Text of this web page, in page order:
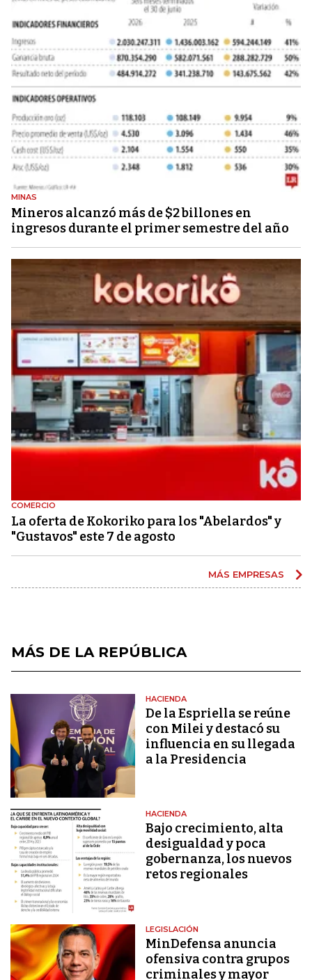
MINAS
Mineros alcanzó más de $2 billones en
ingresos durante el primer semestre del año
COMERCIO
La oferta de Kokoriko para los "Abelardos" y
"Gustavos" este 7 de agosto
MÁS EMPRESAS
MÁS DE LA REPÚBLICA
HACIENDA
De la Espriella se reúne
con Milei y destacó su
influencia en su llegada
a la Presidencia
HACIENDA
Bajo crecimiento, alta
desigualdad y poca
gobernanza, los nuevos
retos regionales
LEGISLACIÓN
MinDefensa anuncia
ofensiva contra grupos
criminales y mayor